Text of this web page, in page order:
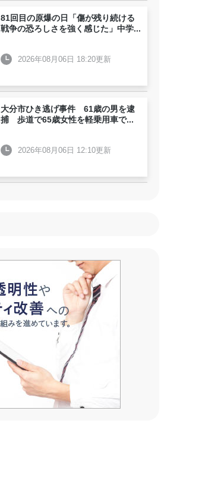
81回目の原爆の日「傷が残り続ける
戦争の恐ろしさを強く感じた」中学...
2026年08月06日 18:20更新
大分市ひき逃げ事件 61歳の男を逮
捕 歩道で65歳女性を軽乗用車で...
2026年08月06日 12:10更新